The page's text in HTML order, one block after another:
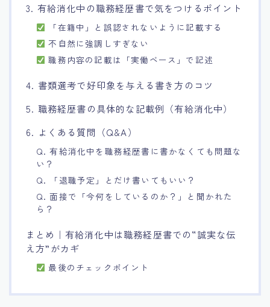
3. 有給消化中の職務経歴書で気をつけるポイント
「在籍中」と誤認されないように記載する
不自然に強調しすぎない
職務内容の記載は「実働ベース」で記述
4. 書類選考で好印象を与える書き方のコツ
5. 職務経歴書の具体的な記載例（有給消化中）
6. よくある質問（Q&A）
Q. 有給消化中を職務経歴書に書かなくても問題な
い？
Q. 「退職予定」とだけ書いてもいい？
Q. 面接で「今何をしているのか？」と聞かれた
ら？
まとめ｜有給消化中は職務経歴書での“誠実な伝
え方”がカギ
最後のチェックポイント